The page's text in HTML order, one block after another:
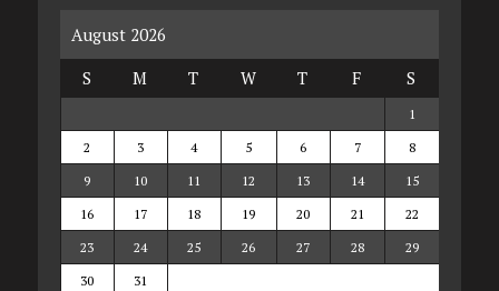
August 2026
S
M T W T F S
1
2
3 4 5 6 7
8
9
10 11 12 13 14
15
16
17 18 19 20 21
22
23
24 25 26 27 28
29
30
31